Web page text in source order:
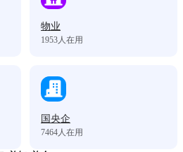
物业
1953人在用
国央企
7464人在用